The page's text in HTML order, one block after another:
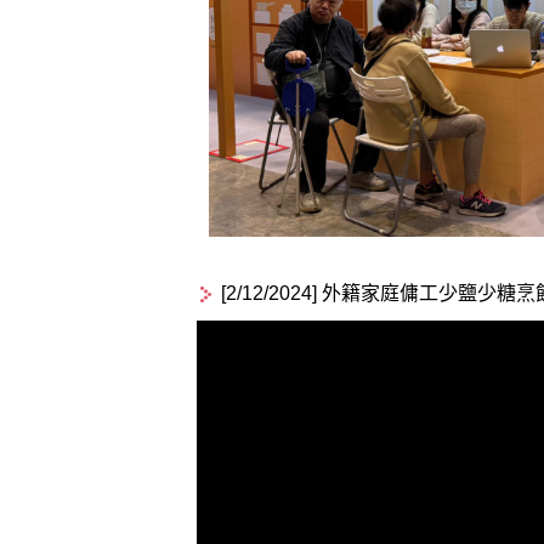
[2/12/2024] 外籍家庭傭工少鹽少糖烹